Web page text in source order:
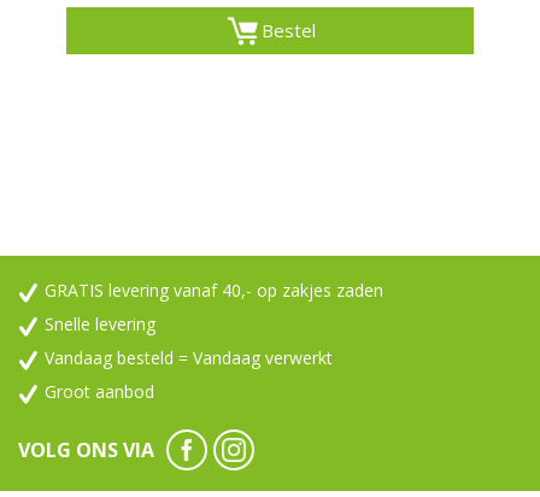
Bestel
GRATIS levering vanaf 40,- op zakjes zaden
Snelle levering
Vandaag besteld = Vandaag verwerkt
Groot aanbod
VOLG ONS VIA